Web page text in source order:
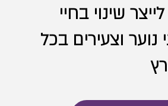
שינוי בחיי
נוער וצעירים בכל